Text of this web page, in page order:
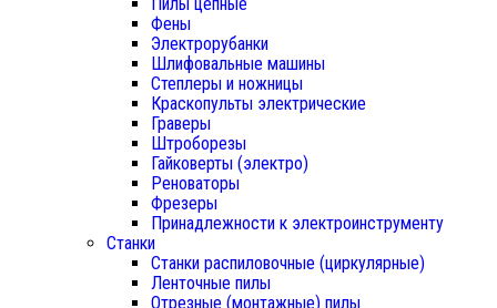
Фены
Электрорубанки
Шлифовальные машины
Степлеры и ножницы
Краскопульты электрические
Граверы
Штроборезы
Гайковерты (электро)
Реноваторы
Фрезеры
Принадлежности к электроинструменту
Станки
Станки распиловочные (циркулярные)
Ленточные пилы
Отрезные (монтажные) пилы